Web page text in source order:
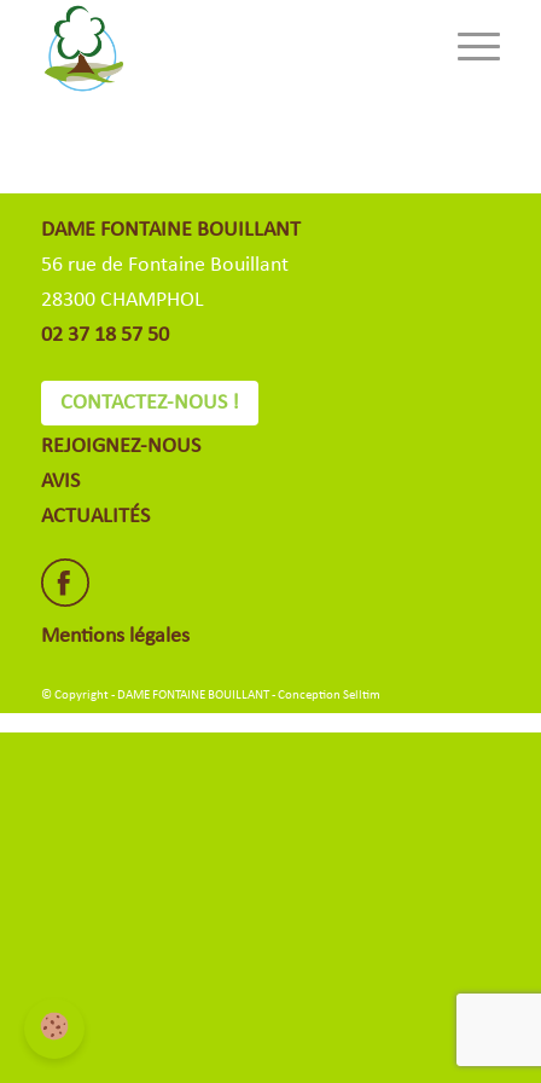
DAME FONTAINE BOUILLANT
56 rue de Fontaine Bouillant
28300 CHAMPHOL
02 37 18 57 50
CONTACTEZ-NOUS !
REJOIGNEZ-NOUS
AVIS
ACTUALITÉS
Mentions légales
© Copyright - DAME FONTAINE BOUILLANT - Conception Selltim